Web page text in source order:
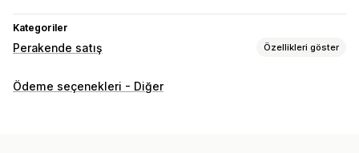
Kategoriler
Perakende satış Özellikleri göster
POS
Ödeme seçenekleri - Diğer